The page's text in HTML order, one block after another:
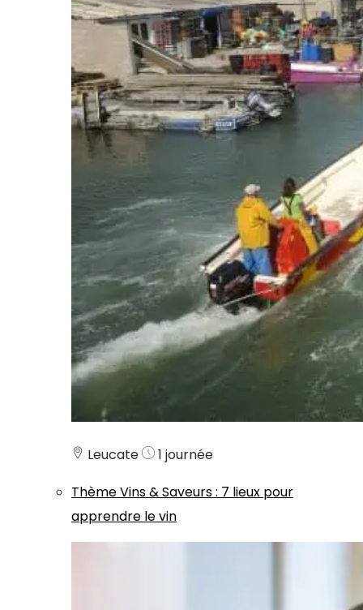
Leucate
1 journée
ThèmeVins & Saveurs: 7 lieux pour
apprendre le vin